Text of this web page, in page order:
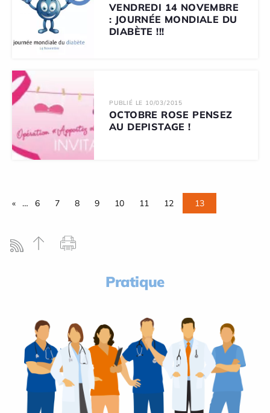
VENDREDI 14 NOVEMBRE
: JOURNÉE MONDIALE DU
DIABÈTE !!!
PUBLIÉ LE 10/03/2015
OCTOBRE ROSE PENSEZ
AU DEPISTAGE !
« … 6 7 8 9 10 11 12 13
Pratique